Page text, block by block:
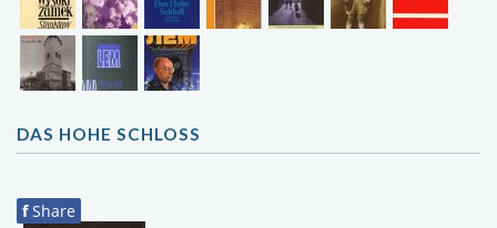
DAS HOHE SCHLOSS
f Share